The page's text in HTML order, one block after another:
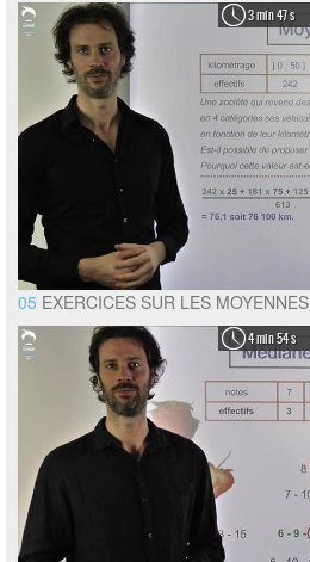
3 min 47 s
05 EXERCICES SUR LES MOYENNES
4 min 54 s